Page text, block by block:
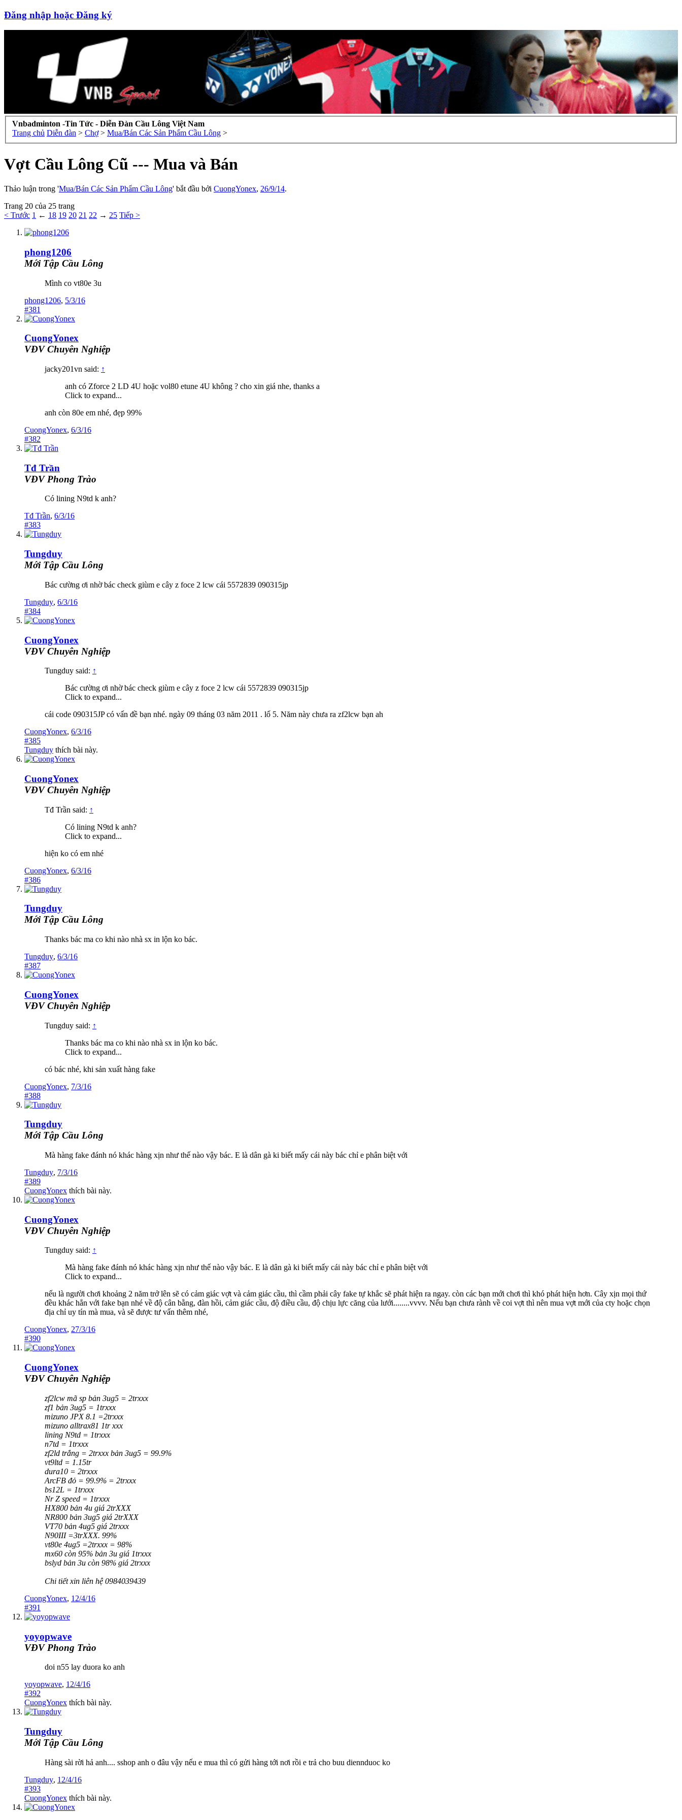
Đăng nhập hoặc Đăng ký
Vnbadminton -Tin Tức - Diễn Đàn Cầu Lông Việt Nam
Trang chủ Diễn đàn > Chợ > Mua/Bán Các Sản Phẩm Cầu Lông >
Vợt Cầu Lông Cũ --- Mua và Bán
Thảo luận trong 'Mua/Bán Các Sản Phẩm Cầu Lông' bắt đầu bởi CuongYonex, 26/9/14.
Trang 20 của 25 trang
< Trước 1 ← 18 19 20 21 22 → 25 Tiếp >
phong1206
Mới Tập Cầu Lông
Mình co vt80e 3u
phong1206, 5/3/16
#381
CuongYonex
VĐV Chuyên Nghiệp
jacky201vn said: ↑
anh có Zforce 2 LD 4U hoặc vol80 etune 4U không ? cho xin giá nhe, thanks a
Click to expand...
anh còn 80e em nhé, đẹp 99%
CuongYonex, 6/3/16
#382
Tđ Trần
VĐV Phong Trào
Có lining N9td k anh?
Tđ Trần, 6/3/16
#383
Tungduy
Mới Tập Cầu Lông
Bác cường ơi nhờ bác check giùm e cây z foce 2 lcw cái 5572839 090315jp
Tungduy, 6/3/16
#384
CuongYonex
VĐV Chuyên Nghiệp
Tungduy said: ↑
Bác cường ơi nhờ bác check giùm e cây z foce 2 lcw cái 5572839 090315jp
Click to expand...
cái code 090315JP có vấn đề bạn nhé. ngày 09 tháng 03 năm 2011 . lố 5. Năm này chưa ra zf2lcw bạn ah
CuongYonex, 6/3/16
#385
Tungduy thích bài này.
CuongYonex
VĐV Chuyên Nghiệp
Tđ Trần said: ↑
Có lining N9td k anh?
Click to expand...
hiện ko có em nhé
CuongYonex, 6/3/16
#386
Tungduy
Mới Tập Cầu Lông
Thanks bác ma co khi nào nhà sx in lộn ko bác.
Tungduy, 6/3/16
#387
CuongYonex
VĐV Chuyên Nghiệp
Tungduy said: ↑
Thanks bác ma co khi nào nhà sx in lộn ko bác.
Click to expand...
có bác nhé, khi sản xuất hàng fake
CuongYonex, 7/3/16
#388
Tungduy
Mới Tập Cầu Lông
Mà hàng fake đánh nó khác hàng xịn như thế nào vậy bác. E là dân gà ki biết mấy cái này bác chỉ e phân biệt với
Tungduy, 7/3/16
#389
CuongYonex thích bài này.
CuongYonex
VĐV Chuyên Nghiệp
Tungduy said: ↑
Mà hàng fake đánh nó khác hàng xịn như thế nào vậy bác. E là dân gà ki biết mấy cái này bác chỉ e phân biệt với
Click to expand...
nếu là người chơi khoảng 2 năm trở lên sẽ có cảm giác vợt và cảm giác cầu, thì cầm phải cây fake tự khắc sẽ phát hiện ra ngay. còn các bạn mới chơi thì khó phát hiện hơn. Cây xịn mọi thứ
đều khác hẳn với fake bạn nhé về độ cân bằng, đàn hồi, cảm giác cầu, độ điều cầu, độ chịu lực căng của lưới........vvvv. Nếu bạn chưa rành về coi vợt thì nên mua vợt mới của cty hoặc chọn
địa chỉ uy tín mà mua, và sẽ được tư vấn thêm nhé,
CuongYonex, 27/3/16
#390
CuongYonex
VĐV Chuyên Nghiệp
zf2lcw mã sp bản 3ug5 = 2trxxx
zf1 bản 3ug5 = 1trxxx
mizuno JPX 8.1 =2trxxx
mizuno alltrax81 1tr xxx
lining N9td = 1trxxx
n7td = 1trxxx
zf2ld trắng = 2trxxx bản 3ug5 = 99.9%
vt9ltd = 1.15tr
dura10 = 2trxxx
ArcFB đỏ = 99.9% = 2trxxx
bs12L = 1trxxx
Nr Z speed = 1trxxx
HX800 bản 4u giá 2trXXX
NR800 bản 3ug5 giá 2trXXX
VT70 bản 4ug5 giá 2trxxx
N90III =3trXXX. 99%
vt80e 4ug5 =2trxxx = 98%
mx60 còn 95% bản 3u giá 1trxxx
bslyd bản 3u còn 98% giá 2trxxx
Chi tiết xin liên hệ 0984039439
CuongYonex, 12/4/16
#391
yoyopwave
VĐV Phong Trào
doi n55 lay duora ko anh
yoyopwave, 12/4/16
#392
CuongYonex thích bài này.
Tungduy
Mới Tập Cầu Lông
Hàng sài rời hả anh.... sshop anh o đâu vậy nếu e mua thì có gửi hàng tới nơi rồi e trả cho buu diennduoc ko
Tungduy, 12/4/16
#393
CuongYonex thích bài này.